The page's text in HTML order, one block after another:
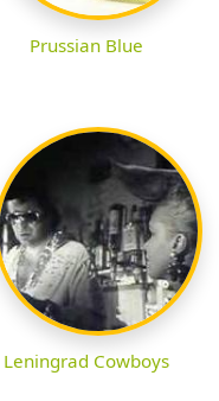
Prussian Blue
Leningrad Cowboys